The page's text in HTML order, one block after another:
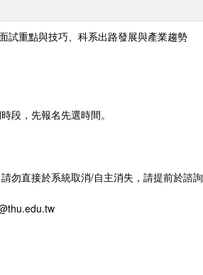
試重點與技巧、科系出路發展與產業趨勢
段，先報名先選時間。
勿直接於系統取消/自主消失，請提前於諮